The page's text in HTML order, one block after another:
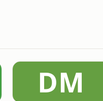
DM